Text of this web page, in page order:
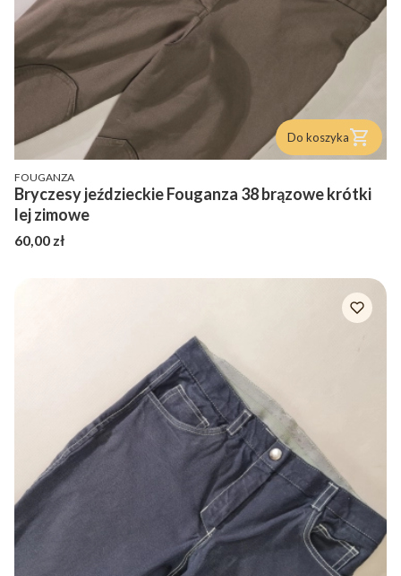
Do koszyka
PRODUCENT
FOUGANZA
Bryczesy jeździeckie Fouganza 38 brązowe krótki
lej zimowe
Cena
60,00 zł